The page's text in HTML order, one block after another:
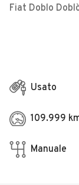
Fiat Doblo
Usato
109.999
Manuale